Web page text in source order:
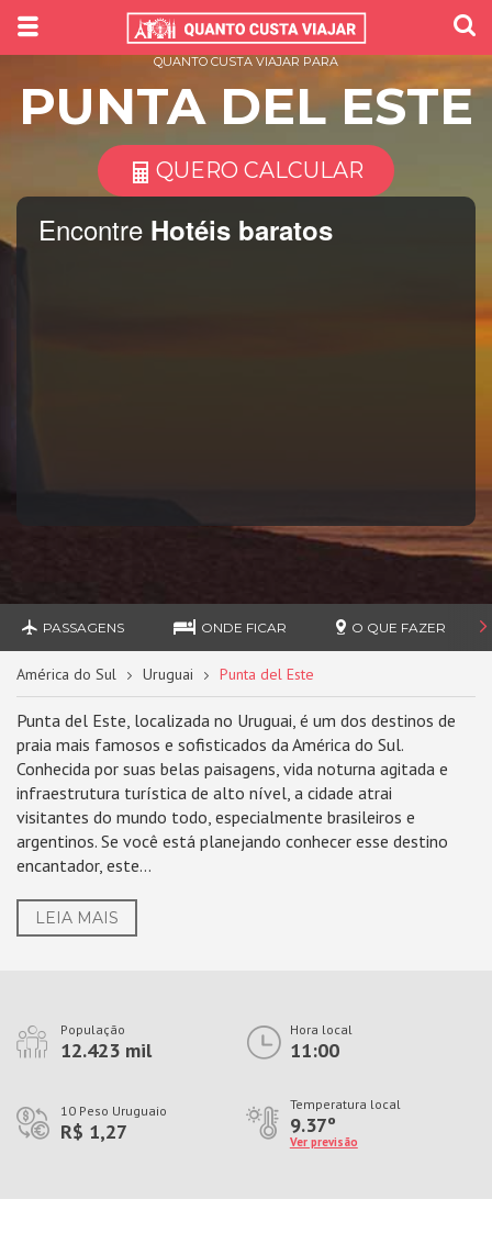
Encontre Hotéis baratos
QUANTO CUSTA VIAJAR PARA
PUNTA DEL ESTE
QUERO CALCULAR
PASSAGENS ONDE FICAR O QUE FAZER
América do Sul Uruguai Punta del Este
Punta del Este, localizada no Uruguai, é um dos destinos de
praia mais famosos e sofisticados da América do Sul.
Conhecida por suas belas paisagens, vida noturna agitada e
infraestrutura turística de alto nível, a cidade atrai
visitantes do mundo todo, especialmente brasileiros e
argentinos. Se você está planejando conhecer esse destino
encantador, este...
LEIA MAIS
População
12.423 mil
Hora local
11:00
10 Peso Uruguaio
R$ 1,27
Temperatura local
9.37º
Ver previsão